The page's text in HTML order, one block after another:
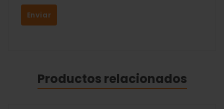
Productos relacionados